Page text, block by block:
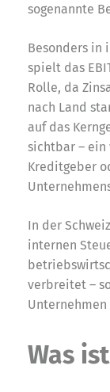
sogenannte
Besonders in
spielt das
Rolle, da
nach Land
auf das
sichtbar – ein
Kreditgeber
In der
internen
verbreitet –
Unternehmen
Was